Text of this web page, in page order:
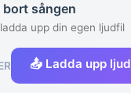
sången
upp din egen ljudfil
📤 Ladda upp ljud